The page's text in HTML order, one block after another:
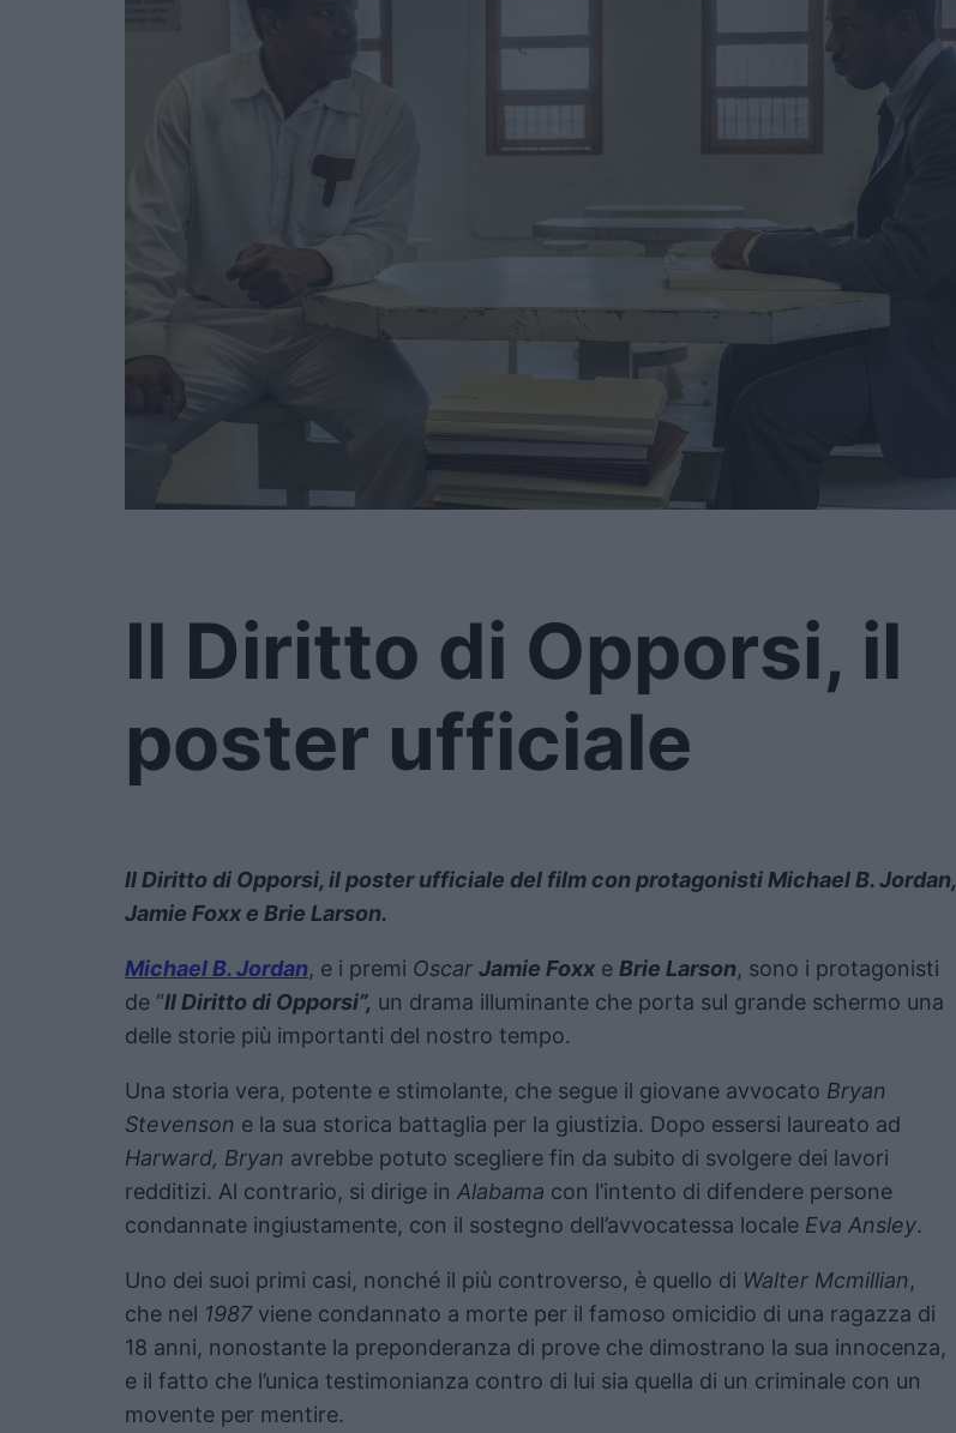
Il Diritto di Opporsi, il
poster ufficiale
Il Diritto di Opporsi, il poster ufficiale del film con protagonisti Michael B. Jordan,
Jamie Foxx e Brie Larson.
Michael B. Jordan, e i premi Oscar Jamie Foxx e Brie Larson, sono i protagonisti
de “Il Diritto di Opporsi”, un drama illuminante che porta sul grande schermo una
delle storie più importanti del nostro tempo.
Una storia vera, potente e stimolante, che segue il giovane avvocato Bryan
Stevenson e la sua storica battaglia per la giustizia. Dopo essersi laureato ad
Harward, Bryan avrebbe potuto scegliere fin da subito di svolgere dei lavori
redditizi. Al contrario, si dirige in Alabama con l’intento di difendere persone
condannate ingiustamente, con il sostegno dell’avvocatessa locale Eva Ansley.
Uno dei suoi primi casi, nonché il più controverso, è quello di Walter Mcmillian,
che nel 1987viene condannato a morte per il famoso omicidio di una ragazza di
18 anni, nonostante la preponderanza di prove che dimostrano la sua innocenza,
e il fatto che l’unica testimonianza contro di lui sia quella di un criminale con un
movente per mentire.